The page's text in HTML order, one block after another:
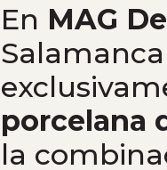
En MAG
porcelana
la